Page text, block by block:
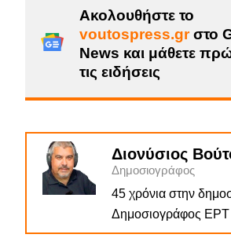
Ακολουθήστε το
voutospress.grστο
News και μάθετε
τις ειδήσεις
Διονύσιος
Δημοσιογράφος
45 χρόνια στην
Δημοσιογράφος ΕΡΤ